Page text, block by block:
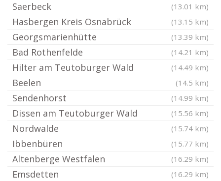
Saerbeck (13.01 km)
Hasbergen Kreis Osnabrück (13.15 km)
Georgsmarienhütte (13.39 km)
Bad Rothenfelde (14.21 km)
Hilter am Teutoburger Wald (14.49 km)
Beelen (14.5 km)
Sendenhorst (14.99 km)
Dissen am Teutoburger Wald (15.56 km)
Nordwalde (15.74 km)
Ibbenbüren (15.77 km)
Altenberge Westfalen (16.29 km)
Emsdetten (16.29 km)